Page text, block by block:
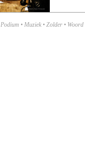
Podium • Muziek • Zolder • Woord